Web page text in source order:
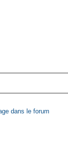
dans le forum